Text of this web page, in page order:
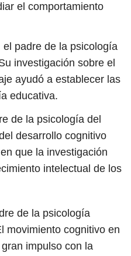
el comportamiento
el padre de la psicología
investigación sobre el
ayudó a establecer las
educativa.
de la psicología del
desarrollo cognitivo
que la investigación
intelectual de los
de la psicología
movimiento cognitivo en
impulso con la